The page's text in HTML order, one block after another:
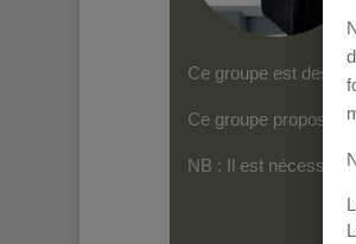
Ce groupe est
Ce groupe propose
NB : Il est nécessaire